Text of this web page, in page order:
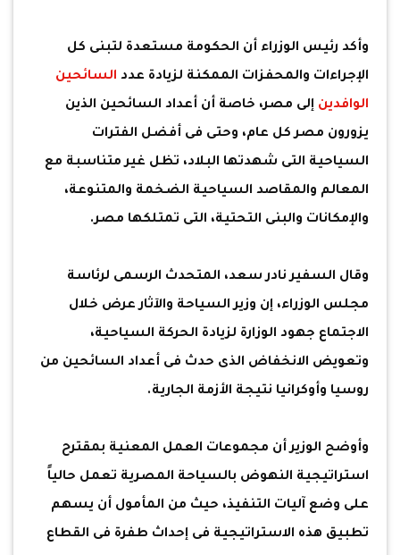
وأكد رئيس الوزراء أن الحكومة مستعدة لتبنى كل
الإجراءات والمحفزات الممكنة لزيادة عدد السائحين
الوافدين إلى مصر، خاصة أن أعداد السائحين الذين
يزورون مصر كل عام، وحتى فى أفضل الفترات
السياحية التى شهدتها البلاد، تظل غير متناسبة مع
المعالم والمقاصد السياحية الضخمة والمتنوعة،
والإمكانات والبنى التحتية، التى تمتلكها مصر.
وقال السفير نادر سعد، المتحدث الرسمى لرئاسة
مجلس الوزراء، إن وزير السياحة والآثار عرض خلال
الاجتماع جهود الوزارة لزيادة الحركة السياحية،
وتعويض الانخفاض الذى حدث فى أعداد السائحين من
روسيا وأوكرانيا نتيجة الأزمة الجارية.
وأوضح الوزير أن مجموعات العمل المعنية بمقترح
استراتيجية النهوض بالسياحة المصرية تعمل حالياً
على وضع آليات التنفيذ، حيث من المأمول أن يسهم
تطبيق هذه الاستراتيجية فى إحداث طفرة فى القطاع